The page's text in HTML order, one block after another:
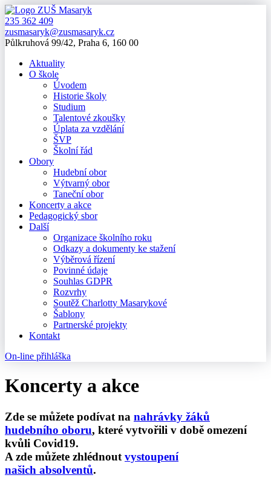
235 362 409
zusmasaryk@zusmasaryk.cz
Půlkruhová 99/42, Praha 6, 160 00
Aktuality
O škole
Úvodem
Historie školy
Studium
Talentové zkoušky
Úplata za vzdělání
ŠVP
Školní řád
Obory
Hudební obor
Výtvarný obor
Taneční obor
Koncerty a akce
Pedagogický sbor
Další
Organizace školního roku
Odkazy a dokumenty ke stažení
Výběrová řízení
Povinné údaje
Souhlas GDPR
Rozvrhy
Soutěž Charlotty Masarykové
Šablony
Partnerské projekty
Kontakt
On-line přihláška
Koncerty a akce
Zde se můžete podívat na nahrávky žáků
hudebního oboru, které vytvořili v době omezení
kvůli Covid19.
A zde můžete zhlédnout vystoupení
našich absolventů.